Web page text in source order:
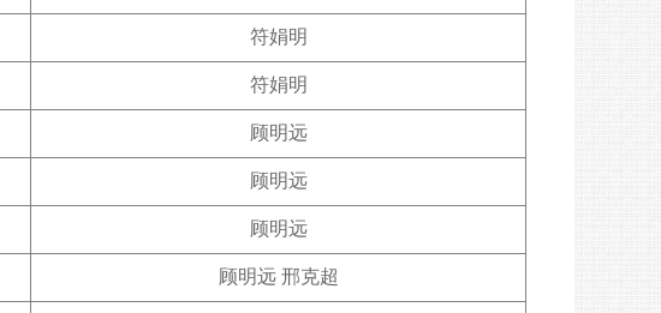
符娟明
符娟明
顾明远
顾明远
顾明远
顾明远 邢克超